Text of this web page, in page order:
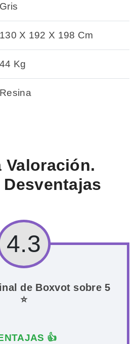
Gris
130 X 192 X 198 Cm
44 Kg
Resina
4.3
de Boxvot sobre 5
⭐
👍